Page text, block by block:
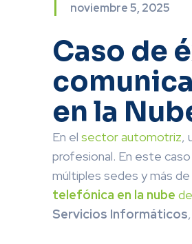
noviembre 5, 2025
Caso de
en la
En el sector automotriz,
profesional. En este
múltiples sedes y más
telefónica en la nube de
Servicios Informáticos